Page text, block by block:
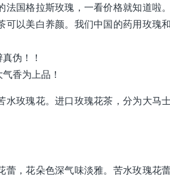
国格拉斯玫瑰，一看价格就知道啦
以美白养颜。我们中国的药用玫瑰
伪！！
香为上品！
玫瑰花。进口玫瑰花茶，分为大马
，花朵色深气味淡雅。苦水玫瑰花